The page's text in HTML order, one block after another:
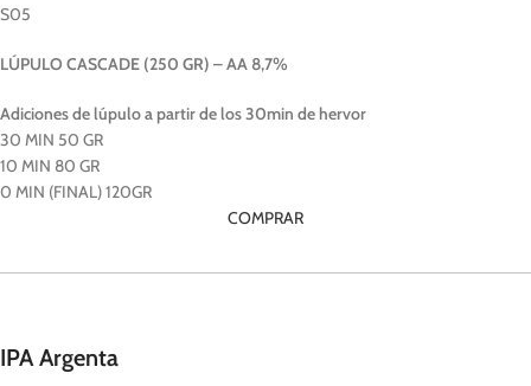
S05
LÚPULO CASCADE (250 GR) – AA 8,7%
Adiciones de lúpulo a partir de los 30min de hervor
30 MIN 50 GR
10 MIN 80 GR
0 MIN (FINAL) 120GR
COMPRAR
IPA Argenta